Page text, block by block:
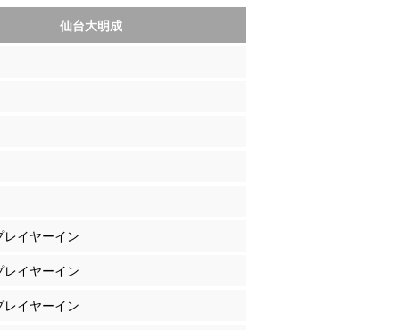
仙台大明成
イヤーイン
イヤーイン
イヤーイン